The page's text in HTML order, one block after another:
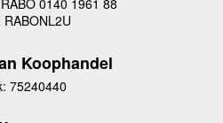
0140 1961 88
RABONL2U
Koophandel
75240440